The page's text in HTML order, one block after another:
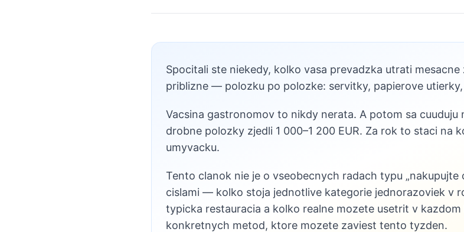
Spocitali ste niekedy, kolko vasa prevadzka utrati
priblizne — polozku po polozke: servitky, papierove
Vacsina gastronomov to nikdy nerata. A potom sa
drobne polozky zjedli 1 000–1 200 EUR. Za rok to staci na
umyvacku.
Tento clanok nie je o vseobecnych radach typu
cislami — kolko stoja jednotlive kategorie jednorazoviek v
typicka restauracia a kolko realne mozete usetrit v
konkretnych metod, ktore mozete zaviest tento tyzden.